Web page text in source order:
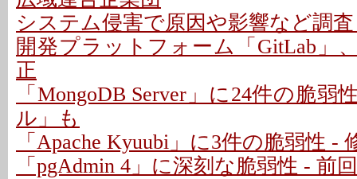
システム侵害で原因や影響など調
開発プラットフォーム「GitLab」
正
「MongoDB Server」に24件の脆
ル」も
「Apache Kyuubi」に3件の脆弱性 -
「pgAdmin 4」に深刻な脆弱性 - 前